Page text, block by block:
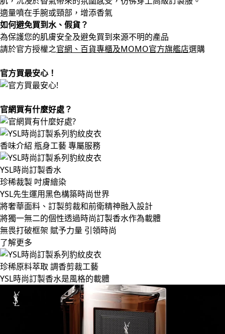
適量噴在手腕或頸部，增添香氣
如何避免買到水、假貨？
為保護您的肌膚安全及避免買到來源不明的產品
請於官方授權之官網、百貨專櫃及MOMO官方旗艦店選購
官方買最安心！
官網買有什麼好處？
香味介紹 瓶身工藝專屬服務
YSL時尚訂製香水
珍稀裁製 吋膚繪染
YSL先生運用黑色構築時尚世界
將奢華面料、訂製剪裁和前衛精神融入設計
將獨一無二的個性透過時尚訂製香水作為載體
無畏打破框架 賦予力量 引領時尚
了解更多
珍稀原料萃取 調香剪裁工藝
YSL時尚訂製香水是風格的載體